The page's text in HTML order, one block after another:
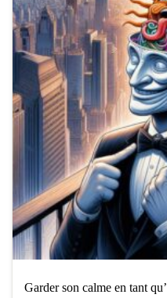
Garder son calme en tant